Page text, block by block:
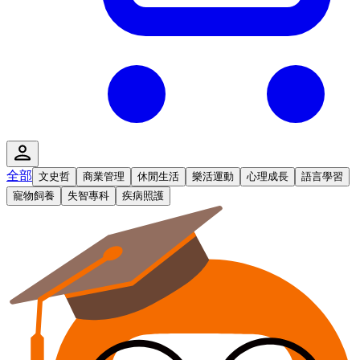
全部 文史哲 商業管理 休閒生活 樂活運動 心理成長
語言學習
寵物飼養
失智專科 疾病照護